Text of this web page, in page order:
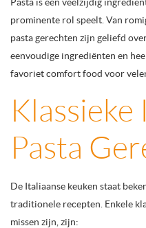
prominente rol speelt. Van
pasta gerechten zijn geliefd
eenvoudige ingrediënten en
favoriet comfort food voor
Klassieke
Pasta
De Italiaanse keuken staat
traditionele recepten. Enkele
missen zijn, zijn: